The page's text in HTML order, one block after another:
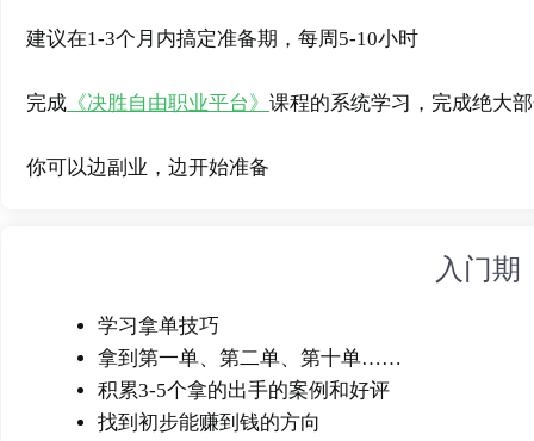
建议在1-3个月内搞定准备期，每周5-10小时
完成 《决胜自由职业平台》 课程的系统学习，完成绝大
你可以边副业，边开始准备
入门期
学习拿单技巧
拿到第一单、第二单、第十单……
积累3-5个拿的出手的案例和好评
找到初步能赚到钱的方向